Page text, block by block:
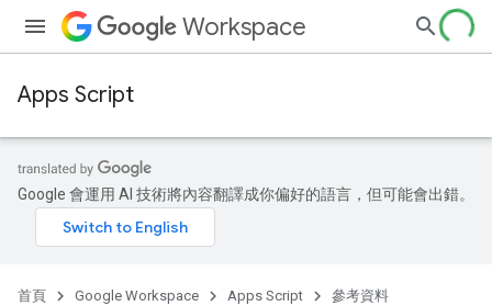
Workspace
Apps Script
Google 會運用 AI 技術將內容翻譯成你偏好的語言，但可能會出錯。
首頁 Google Workspace Apps Script 參考資料